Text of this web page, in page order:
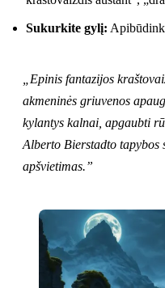
Sukurkite gylį:
„Epinis fantazijos
akmeninės griuvenos
kylantys kalnai, apgaubti
Alberto Bierstadto
apšvietimas.”